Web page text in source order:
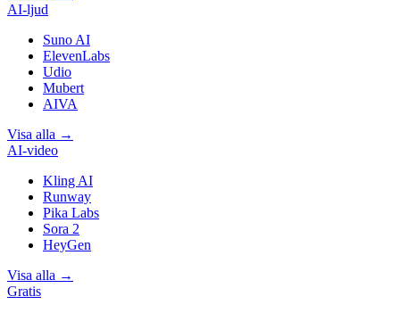
AI-ljud
Suno AI
ElevenLabs
Udio
Mubert
AIVA
Visa alla →
AI-video
Kling AI
Runway
Pika Labs
Sora 2
HeyGen
Visa alla →
Gratis